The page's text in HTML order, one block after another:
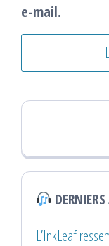
e-mail.
L’InkLeaf